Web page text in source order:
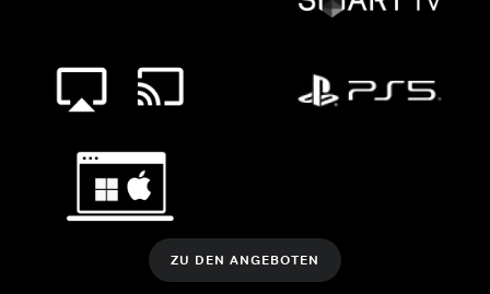
ZU DEN ANGEBOTEN